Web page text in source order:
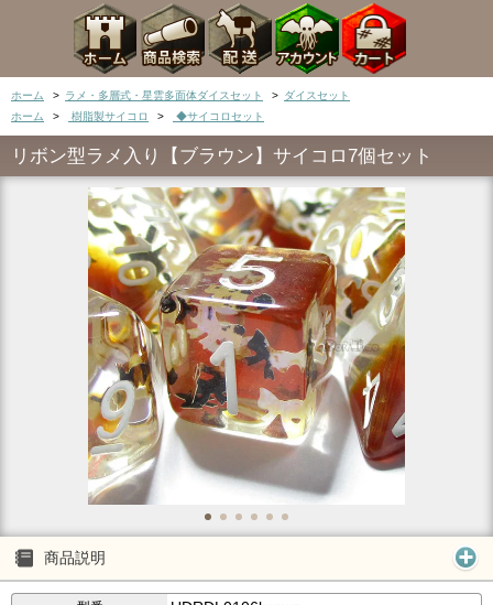
ホーム > ラメ・多層式・星雲多面体ダイスセット > ダイスセット
ホーム
> 樹脂製サイコロ > ◆サイコロセット
リボン型ラメ入り【ブラウン】サイコロ7個セット
商品説明